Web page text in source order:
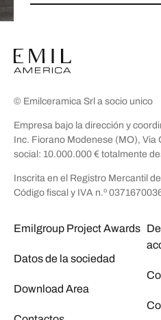
© Emilceramica Srl a socio unico
Empresa bajo la dirección y
Inc. Fiorano Modenese (MO), Via
social: 10.000.000 € totalmente
Inscrita en el Registro Mercantil
Código fiscal y IVA n.º
Emilgroup Project Awards
Datos de la sociedad
Download Area